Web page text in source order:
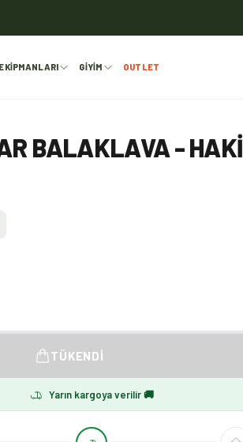
GIYIM OUTLET
BALAKLAVA - HAKI
TÜKENDI
Yarın kargoya verilir 🚚